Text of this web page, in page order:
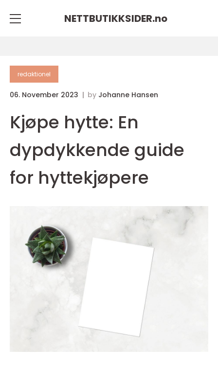
NETTBUTIKKSIDER.no
redaktionel
06. November 2023 by Johanne Hansen
Kjøpe hytte: En
dypdykkende guide
for hyttekjøpere